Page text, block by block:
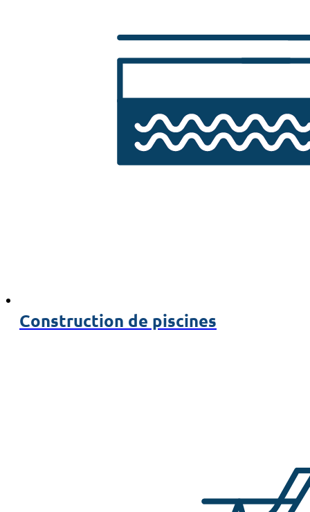
Construction de piscines